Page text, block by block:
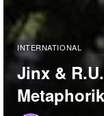
INTERNATIONAL
Jinx &